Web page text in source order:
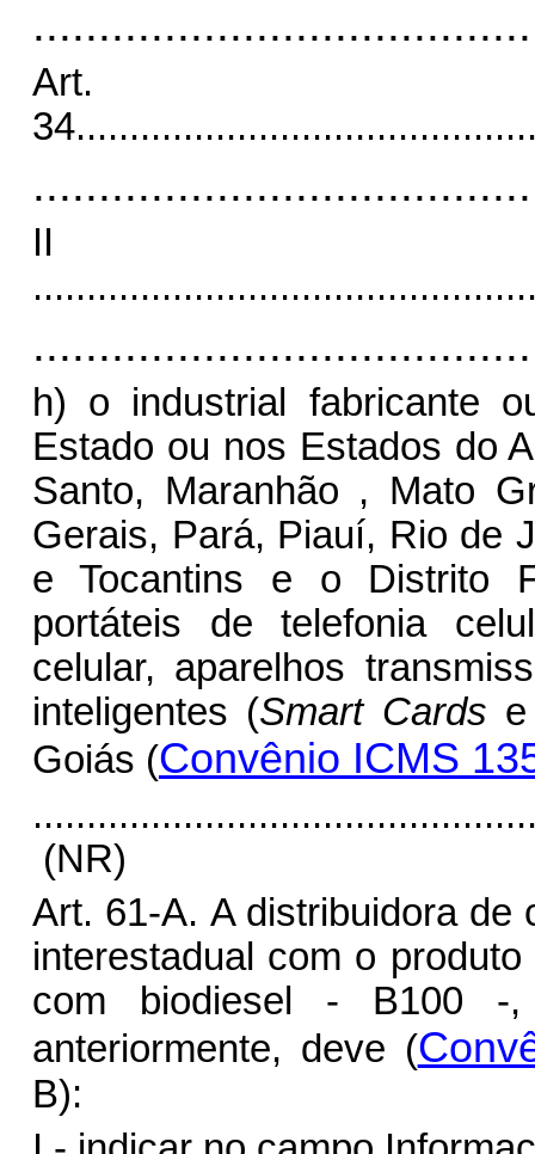
Art.
34
h) o industrial fabricante
Estado ou nos Estados do
Santo, Maranhão , Mato
Gerais, Pará, Piauí, Rio de
e Tocantins e o Distrito
portáteis de telefonia
celular, aparelhos
inteligentes (Smart Cards
Goiás (Convênio ICMS
(NR)
Art. 61-A. A distribuidora de
interestadual com o
com biodiesel - B100 -
anteriormente, deve (
B):